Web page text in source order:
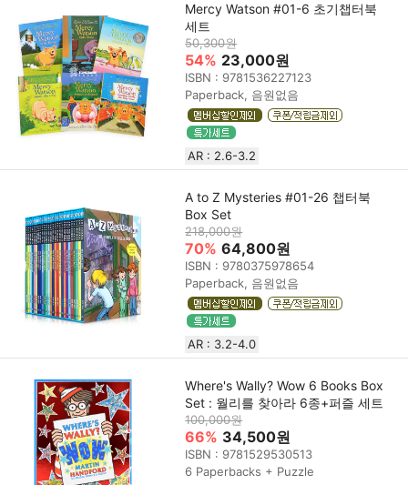
Mercy Watson #01-6 초기챕터북
세트
50,300원
54% 23,000원
ISBN : 9781536227123
Paperback, 음원없음
AR : 2.6-3.2
A to Z Mysteries #01-26 챕터북
Box Set
218,000원
70% 64,800원
ISBN : 9780375978654
Paperback, 음원없음
AR : 3.2-4.0
Where's Wally? Wow 6 Books Box
Set : 월리를 찾아라 6종+퍼즐 세트
100,000원
66% 34,500원
ISBN : 9781529530513
6 Paperbacks + Puzzle